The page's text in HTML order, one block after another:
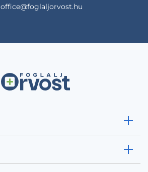
office@foglaljorvost.hu